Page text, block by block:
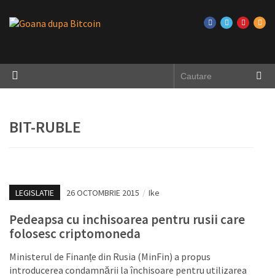
BIT-RUBLE
LEGISLATIE 26 OCTOMBRIE 2015 / Ike
Pedeapsa cu inchisoarea pentru rusii care
folosesc criptomoneda
Ministerul de Finanțe din Rusia (MinFin) a propus
introducerea condamnării la închisoare pentru utilizarea